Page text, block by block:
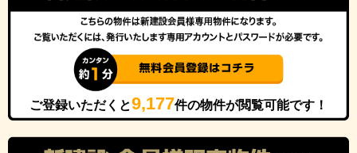
ご登録いただくと9,177件の物件が閲覧可能です！